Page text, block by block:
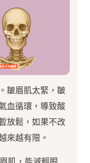
皺眉肌太緊，皺
血循環，導致酸
放鬆，如果不改
來越有限。